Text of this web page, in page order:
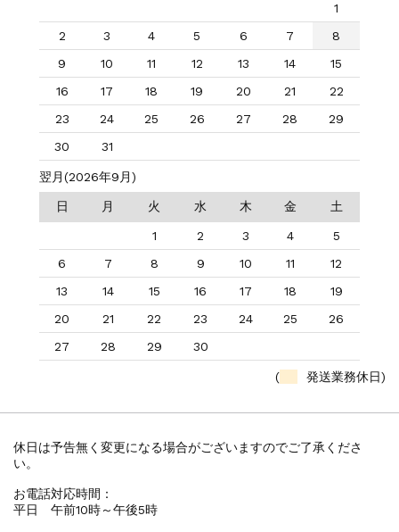
1
2
3 4 5 6 7
8
9
10 11 12 13 14
15
16
17 18 19 20 21
22
23
24 25 26 27 28
29
30
31
翌月(2026年9月)
日 月 火 水 木 金 土
1 2 3 4
5
6
7 8 9 10 11
12
13
14 15 16 17 18
19
20
21 22 23 24 25
26
27
28 29 30
( 発送業務休日)
休日は予告無く変更になる場合がございますのでご了承くださ
い。
お電話対応時間：
平日 午前10時～午後5時